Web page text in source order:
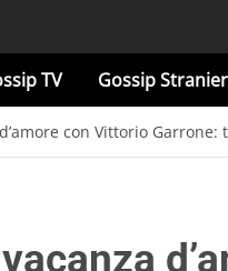
TV Gossip
con Vittorio Garrone: